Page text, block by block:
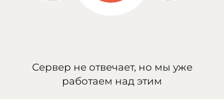
Сервер не отвечает, но мы уже
работаем над этим